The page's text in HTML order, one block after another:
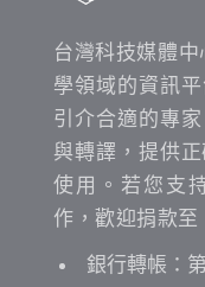
台灣科技媒體
學領域的資訊
引介合適的專
與轉譯，提供
使用。若您支
作，歡迎捐款至
銀行轉帳：